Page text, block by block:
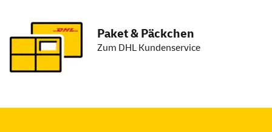
Paket & Päckchen
Zum DHL Kundenservice